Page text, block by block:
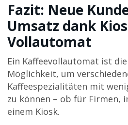
Fazit: Neue
Umsatz dank
Vollautomat
Ein Kaffeevollautomat ist
Möglichkeit, um
Kaffeespezialitäten mit
zu können – ob für Firmen,
einem Kiosk.